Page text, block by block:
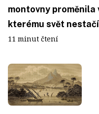
montovny
kterému svět nestačí
11 minut čtení